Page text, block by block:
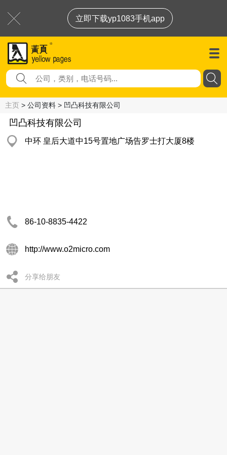
立即下载yp1083手机app
主页 > 公司资料 > 凹凸科技有限公司
凹凸科技有限公司
中环 皇后大道中15号置地广场告罗士打大厦8楼
86-10-8835-4422
http://www.o2micro.com
分享给朋友